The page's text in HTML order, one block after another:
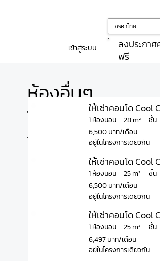
เข้าสู่ระบบ
ลงประกา
ฟรี
ห้องอื่นๆ
ใน
โครงการ
ให้เช่าคอนโด Cool
1 ห้องนอน
6,500 บาท/เดือน
ชั้น
28 m²
อยู่ในโครงการเดียวกัน
ให้เช่าคอนโด
1 ห้องนอน
6,500 บาท/เดือน
ชั้น
25 m²
อยู่ในโครงการเดียวกัน
ให้เช่าคอนโด
1 ห้องนอน
6,497 บาท/เดือน
ชั้น
25 m²
อยู่ในโครงการเดียวกัน